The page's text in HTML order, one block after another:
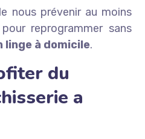
nous prévenir au moins
reprogrammer sans
à domicile.
du
a